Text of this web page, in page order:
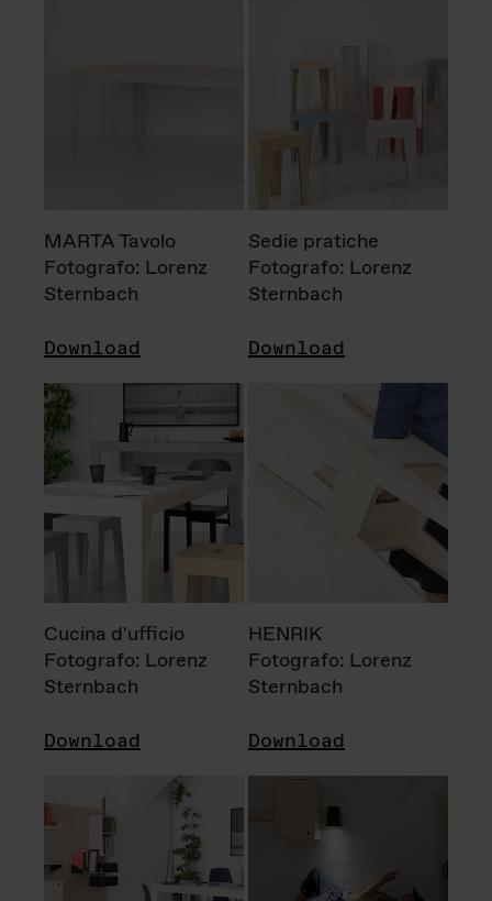
MARTA Tavolo
Fotografo: Lorenz
Sternbach
Download
Sedie pratiche
Fotografo: Lorenz
Sternbach
Download
Cucina d'ufficio
Fotografo: Lorenz
Sternbach
Download
HENRIK
Fotografo: Lorenz
Sternbach
Download